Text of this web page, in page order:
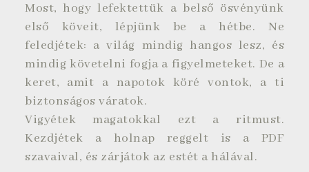
Most, hogy lefektettük a belső ösvényünk
első köveit, lépjünk be a hétbe. Ne
feledjétek: a világ mindig hangos lesz, és
mindig követelni fogja a figyelmeteket. De a
keret, amit a napotok köré vontok, a ti
biztonságos váratok.
Vigyétek magatokkal ezt a ritmust.
Kezdjétek a holnap reggelt is a PDF
szavaival, és zárjátok az estét a hálával.